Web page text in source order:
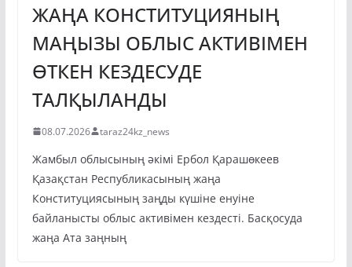
ЖАҢА КОНСТИТУЦИЯНЫҢ
МАҢЫЗЫ ОБЛЫС АКТИВІМЕН
ӨТКЕН КЕЗДЕСУДЕ
ТАЛҚЫЛАНДЫ
08.07.2026 taraz24kz_news
Жамбыл облысының әкімі Ербол Қарашөкеев
Қазақстан Республикасының жаңа
Конституциясының заңды күшіне енуіне
байланысты облыс активімен кездесті. Басқосуда
жаңа Ата заңның